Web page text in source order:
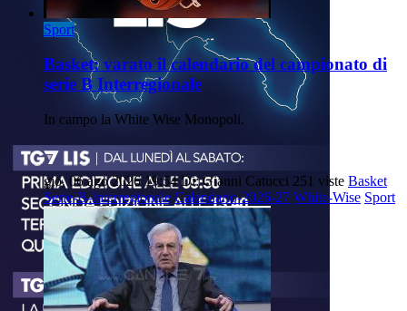
Sport
Basket: varato il calendario del campionato di
serie B Interregionale
In campo la White Wise Monopoli.
gio, 06 ago 2026 19:54 Di: Gianni Catucci 251 viste Basket
Serie-B-Interregionale Calendario-2026-27 White-Wise Sport